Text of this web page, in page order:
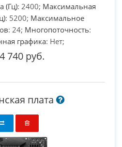
(Гц): 2400; Максимальная
: 5200; Максимальное
: 24; Многопоточность:
графика: Нет;
740 руб.
плата